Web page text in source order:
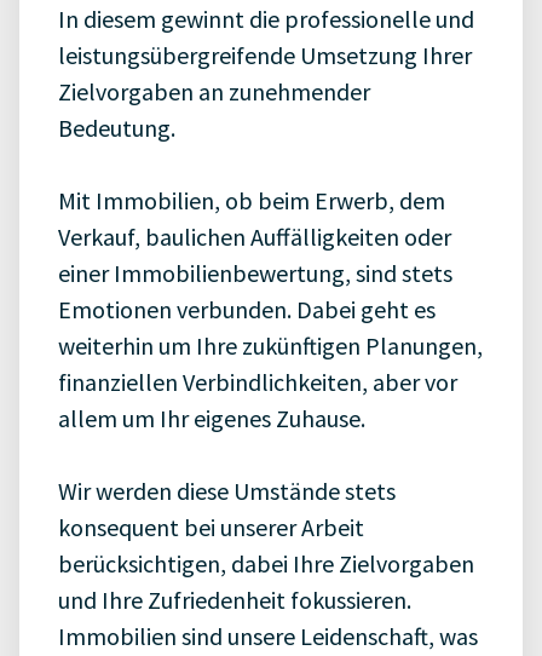
In diesem gewinnt die professionelle und
leistungsübergreifende Umsetzung Ihrer
Zielvorgaben an zunehmender
Bedeutung.
Mit Immobilien, ob beim Erwerb, dem
Verkauf, baulichen Auffälligkeiten oder
einer Immobilienbewertung, sind stets
Emotionen verbunden. Dabei geht es
weiterhin um Ihre zukünftigen Planungen,
finanziellen Verbindlichkeiten, aber vor
allem um Ihr eigenes Zuhause.
Wir werden diese Umstände stets
konsequent bei unserer Arbeit
berücksichtigen, dabei Ihre Zielvorgaben
und Ihre Zufriedenheit fokussieren.
Immobilien sind unsere Leidenschaft, was